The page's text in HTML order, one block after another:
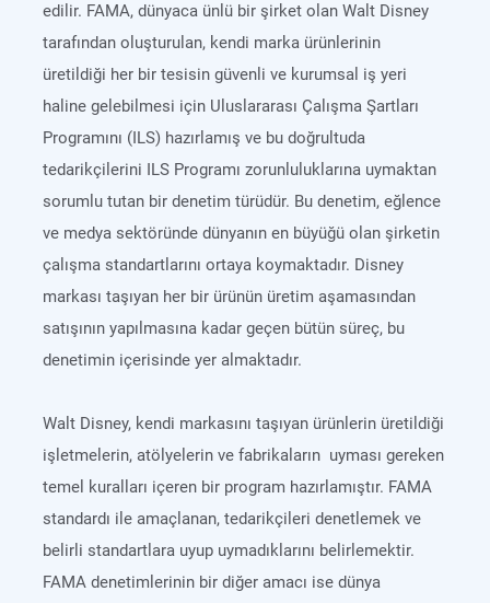
edilir. FAMA, dünyaca ünlü bir şirket olan Walt Disney
tarafından oluşturulan, kendi marka ürünlerinin
üretildiği her bir tesisin güvenli ve kurumsal iş yeri
haline gelebilmesi için Uluslararası Çalışma Şartları
Programını (ILS) hazırlamış ve bu doğrultuda
tedarikçilerini ILS Programı zorunluluklarına uymaktan
sorumlu tutan bir denetim türüdür. Bu denetim, eğlence
ve medya sektöründe dünyanın en büyüğü olan şirketin
çalışma standartlarını ortaya koymaktadır. Disney
markası taşıyan her bir ürünün üretim aşamasından
satışının yapılmasına kadar geçen bütün süreç, bu
denetimin içerisinde yer almaktadır.
Walt Disney, kendi markasını taşıyan ürünlerin üretildiği
işletmelerin, atölyelerin ve fabrikaların uyması gereken
temel kuralları içeren bir program hazırlamıştır. FAMA
standardı ile amaçlanan, tedarikçileri denetlemek ve
belirli standartlara uyup uymadıklarını belirlemektir.
FAMA denetimlerinin bir diğer amacı ise dünya